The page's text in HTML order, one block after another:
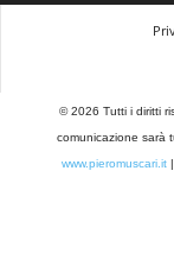
© 2026 Tutti i diritti
comunicazione sarà
www.pieromuscari.it|